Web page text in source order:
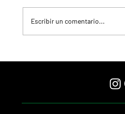
Escribir un comentario...